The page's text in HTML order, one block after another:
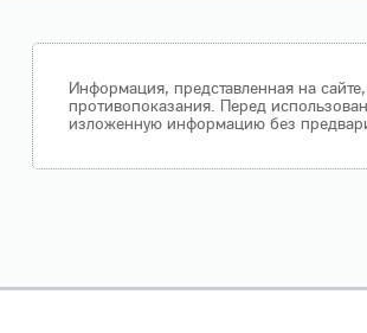
Информация, представленная на
противопоказания. Перед
изложенную информацию без